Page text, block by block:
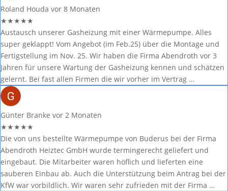
Roland Houda vor 8 Monaten
★★★★★
Austausch unserer Gasheizung mit einer Wärmepumpe. Alles
super geklappt! Vom Angebot (im Feb.25) über die Montage und
Fertigstellung im Nov. 25. Wir haben die Firma Abendroth vor 3
Jahren für unsere Wartung der Gasheizung kennen und schätzen
gelernt. Bei fast allen Firmen die wir vorher im Vertrag …
Günter Branke vor 2 Monaten
★★★★★
Die von uns bestellte Wärmepumpe von Buderus bei der Firma
Abendroth Heiztec GmbH wurde termingerecht geliefert und
eingebaut. Die Mitarbeiter waren höflich und lieferten eine
sauberen Einbau ab. Auch die Unterstützung beim Antrag bei der
KfW war vorbildlich. Wir waren sehr zufrieden mit der Firma …